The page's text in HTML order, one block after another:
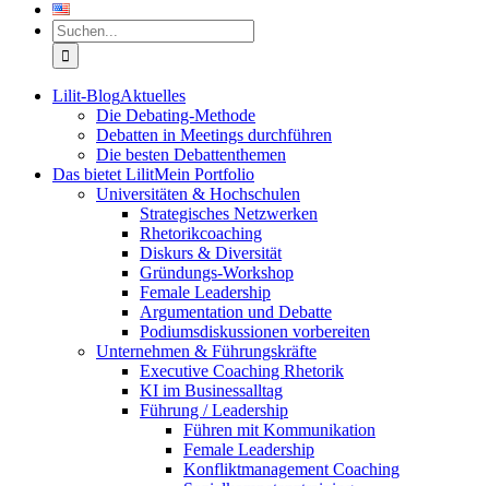
Suche
nach:
Lilit-BlogAktuelles
Die Debating-Methode
Debatten in Meetings durchführen
Die besten Debattenthemen
Das bietet LilitMein Portfolio
Universitäten & Hochschulen
Strategisches Netzwerken
Rhetorikcoaching
Diskurs & Diversität
Gründungs-Workshop
Female Leadership
Argumentation und Debatte
Podiumsdiskussionen vorbereiten
Unternehmen & Führungskräfte
Executive Coaching Rhetorik
KI im Businessalltag
Führung / Leadership
Führen mit Kommunikation
Female Leadership
Konfliktmanagement Coaching